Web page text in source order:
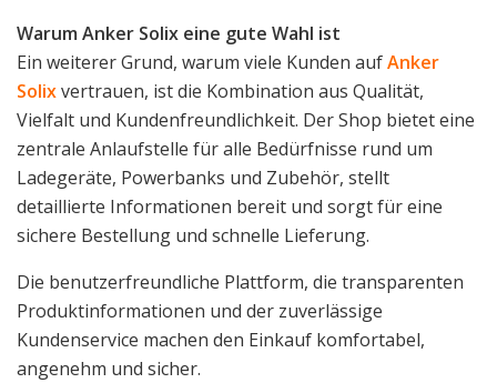
Warum Anker Solix eine gute Wahl ist
Ein weiterer Grund, warum viele Kunden aufAnker
Solixvertrauen, ist die Kombination aus Qualität,
Vielfalt und Kundenfreundlichkeit. Der Shop bietet eine
zentrale Anlaufstelle für alle Bedürfnisse rund um
Ladegeräte, Powerbanks und Zubehör, stellt
detaillierte Informationen bereit und sorgt für eine
sichere Bestellung und schnelle Lieferung.
Die benutzerfreundliche Plattform, die transparenten
Produktinformationen und der zuverlässige
Kundenservice machen den Einkauf komfortabel,
angenehm und sicher.